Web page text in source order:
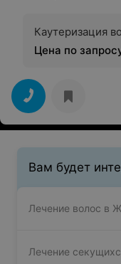
Каутеризация
Цена по
Вам будет
Лечение волос в
Лечение